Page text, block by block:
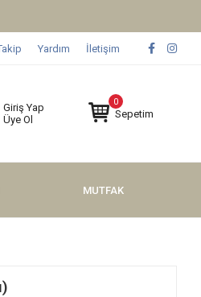
Yardım İletişim
Giriş Yap
Üye Ol
0
Sepetim
MUTFAK